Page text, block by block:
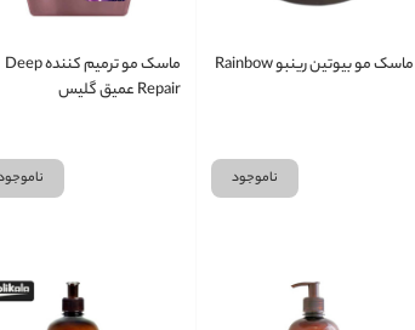
ماسک مو بیوتین رینبو Rainbow
ناموجود
ماسک مو ترمیم کننده Deep
Repair عمیق گلیس